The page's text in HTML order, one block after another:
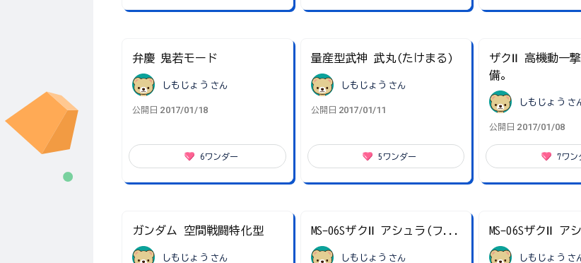
弁慶 鬼若モード
しもじょう さん
公開日 2017/01/18
6ワンダー
量産型武神 武丸(たけまる)
しもじょう さん
公開日 2017/01/11
5 ワンダー
ザクⅡ 高機動一
備。
しもじょう さ
公開日 2017/01/08
7ワン
ガンダム 空間戦闘特化型
しもじょう さん
MS-06SザクⅡ アシュラ(フ...
しもじょう さん
MS-06SザクⅡ ア
しもじょう さ